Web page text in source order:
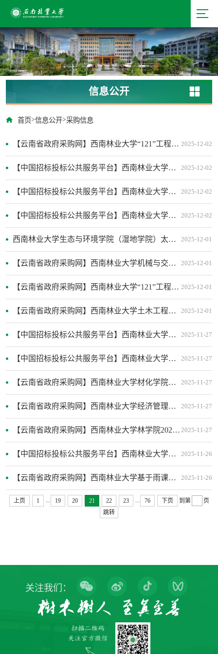
信息公开
首页>信息公开>采购信息
2025-12-02
【云南省政府采购网】西南林业大学“121”工程专项材料与化学工程学院设备采购更正公告
2025-12-02
【中国招标投标公共服务平台】西南林业大学林学院云南省林下资源保护与利用重点实验室仪器设备采购公开招标公告
2025-12-02
【中国招标投标公共服务平台】西南林业大学生态与环境学院（湿地学院）教学基础设备采购竞争性谈判公告
2025-12-02
【中国招标投标公共服务平台】西南林业大学白龙校区校园修建性详细规划（2023版）修编服务竞争性磋商公告
2025-12-01
西南林业大学生态与环境学院（湿地学院）太阳能供电装置项目询价公告
2025-12-01
【云南省政府采购网】西南林业大学机械与交通学院汽车服务工程专业线控底盘实训设备及其配套教学软件采购公开招标公告
2025-12-01
【云南省政府采购网】西南林业大学“121”工程专项材料与化学工程学院设备采购公开招标公告
2025-12-01
【云南省政府采购网】西南林业大学土木工程学院课程建设质量提升项目-专业课程录课恢复公告
2025-11-27
【中国招标投标公共服务平台】西南林业大学机械与交通学院工程制图线上线下测绘实训平台建设成交公告
2025-11-27
【中国招标投标公共服务平台】西南林业大学体育学院“智慧校园健康跑”服务竞争性磋商公告
2025-11-27
【云南省政府采购网】西南林业大学材化学院教育教学质量保证平台-万种木材标本建设项目-线上全景虚拟数字木竹博物馆软件中标公告
2025-11-27
【云南省政府采购网】西南林业大学经济管理学院基于雨课堂教学平台的智慧课程建设服务成交公告
2025-11-27
【云南省政府采购网】西南林业大学林学院2025年高等教育“121”工程专项设备采购项目更正公告
2025-11-26
【中国招标投标公共服务平台】西南林业大学经济管理学院财务实训平台云服务续购项采购成交公告
2025-11-26
【云南省政府采购网】西南林业大学基于雨课堂教学平台的旅游管理专业智慧课程建设服务成交公告
上页 1 ... 19 20 21 22 23 ... 76 下页 到第
页
跳转
关注我们：